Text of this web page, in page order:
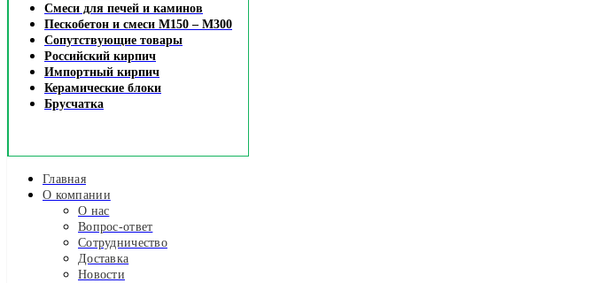
Смеси для печей и каминов
Пескобетон и смеси М150 – М300
Сопутствующие товары
Российский кирпич
Импортный кирпич
Керамические блоки
Брусчатка
Главная
О компании
О нас
Вопрос-ответ
Сотрудничество
Доставка
Новости